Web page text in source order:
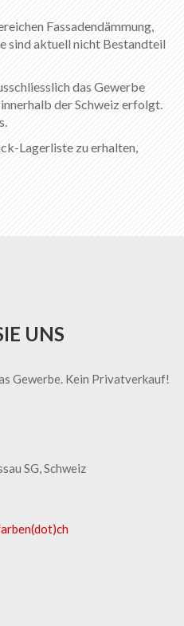
Fassadendämmung,
sind aktuell nicht Bestandteil
das Gewerbe
der Schweiz erfolgt.
Lagerliste zu erhalten,
UNS
Gewerbe. Kein Privatverkauf!
SG, Schweiz